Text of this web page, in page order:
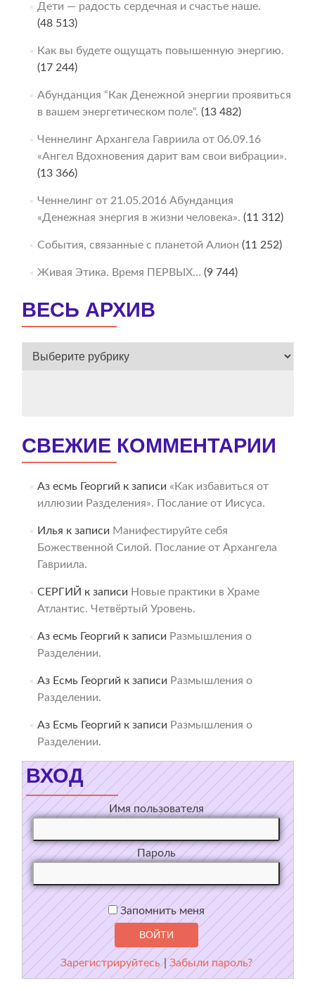
Дети — радость сердечная и счастье наше.
(48 513)
Как вы будете ощущать повышенную энергию.
(17 244)
Абунданция “Как Денежной энергии проявиться
в вашем энергетическом поле“. (13 482)
Ченнелинг Архангела Гавриила от 06.09.16
«Ангел Вдохновения дарит вам свои вибрации».
(13 366)
Ченнелинг от 21.05.2016 Абунданция
«Денежная энергия в жизни человека». (11 312)
События, связанные с планетой Алион (11 252)
Живая Этика. Время ПЕРВЫХ… (9 744)
ВЕСЬ АРХИВ
ВЕСЬ
СВЕЖИЕ КОММЕНТАРИИ
Аз есмь Георгий к записи «Как избавиться от
иллюзии Разделения». Послание от Иисуса.
Илья к записи Манифестируйте себя
Божественной Силой. Послание от Архангела
Гавриила.
СЕРГИЙ к записи Новые практики в Храме
Атлантис. Четвёртый Уровень.
Аз есмь Георгий к записи Размышления о
Разделении.
Аз Есмь Георгий к записи Размышления о
Разделении.
Аз Есмь Георгий к записи Размышления о
Разделении.
ВХОД
Имя пользователя
Пароль
Запомнить меня
Зарегистрируйтесь |Забыли пароль?